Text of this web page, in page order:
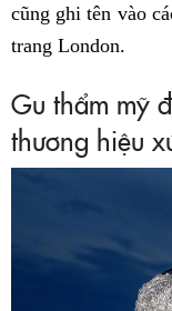
cũng ghi tên vào
trang London.
Gu thẩm mỹ
thương hiệu